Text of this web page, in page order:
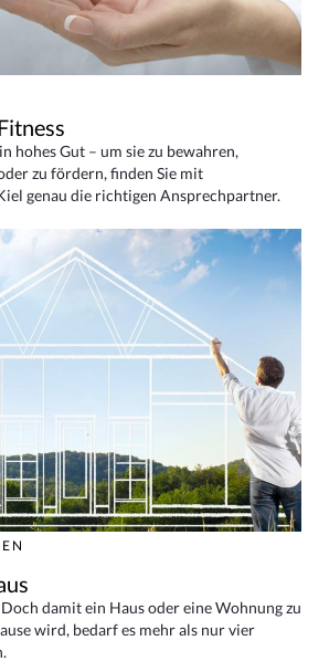
hohes Gut – um sie zu bewahren,
zu fördern, finden Sie mit
genau die richtigen Ansprechpartner.
damit ein Haus oder eine Wohnung zu
wird, bedarf es mehr als nur vier